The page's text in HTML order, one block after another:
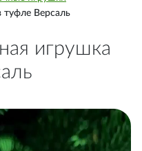
туфле Версаль
игрушка